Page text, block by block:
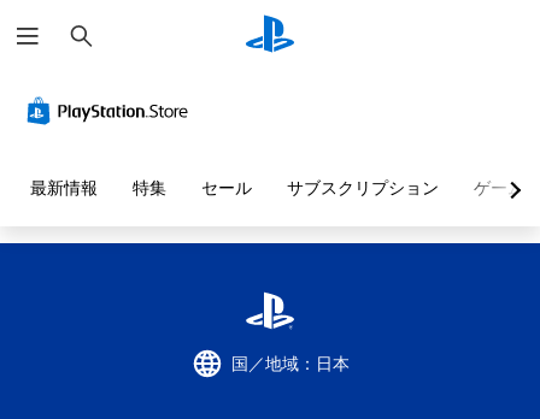
索
最新情報 特集 セール サブスクリプション ゲーム
国／地域：日本